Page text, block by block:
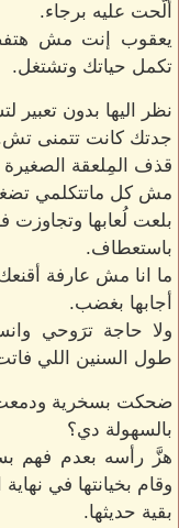
ألَّحت عليه برجاء.
يعقوب إنت مش
تكمل حياتك وتشتغل.
نظر اليها بدون تعبير
جدتك كانت تتمنى
قذف المِلعقة
مش كل ماتتكلمي
بلعت لُعابها وتجاوزت
باستعطاف.
ما انا مش عارفة
أجابها بغضب.
ولا حاجة ترَوحي
طول السنين اللي
ضحكت بسخرية ودمعت
بالسهولة دي؟
هزَّ رأسه بعدم فهم
وقام بخيانتها في
بقية حديثها.